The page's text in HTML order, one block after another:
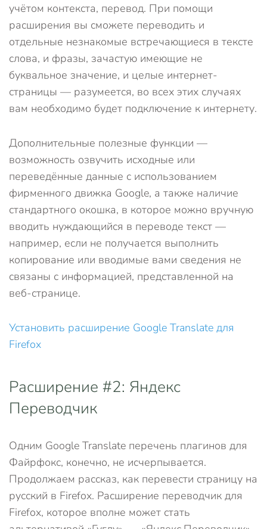
учётом контекста, перевод. При помощи
расширения вы сможете переводить и
отдельные незнакомые встречающиеся в тексте
слова, и фразы, зачастую имеющие не
буквальное значение, и целые интернет-
страницы — разумеется, во всех этих случаях
вам необходимо будет подключение к интернету.
Дополнительные полезные функции —
возможность озвучить исходные или
переведённые данные с использованием
фирменного движка Google, а также наличие
стандартного окошка, в которое можно вручную
вводить нуждающийся в переводе текст —
например, если не получается выполнить
копирование или вводимые вами сведения не
связаны с информацией, представленной на
веб-странице.
Установить расширение Google Translate для
Firefox
Расширение #2: Яндекс
Переводчик
Одним Google Translate перечень плагинов для
Файрфокс, конечно, не исчерпывается.
Продолжаем рассказ, как перевести страницу на
русский в Firefox. Расширение переводчик для
Firefox, которое вполне может стать